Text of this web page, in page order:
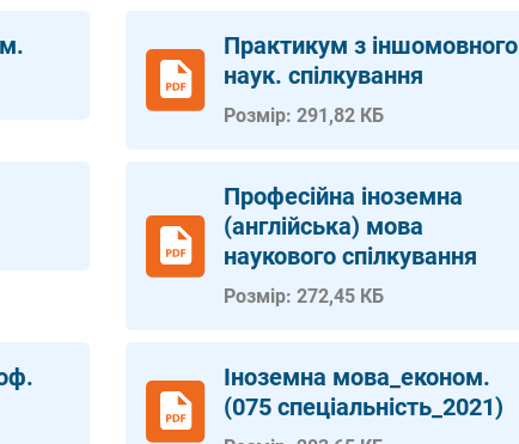
Практикум з іншомовного
наук. спілкування
Розмір: 291,82 КБ
Професійна іноземна
(англійська) мова
наукового спілкування
Розмір: 272,45 КБ
Іноземна мова_економ.
(075 спеціальність_2021)